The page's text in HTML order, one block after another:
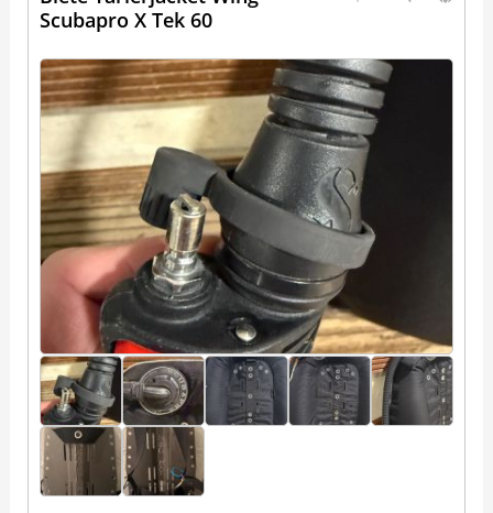
Scubapro X Tek 60